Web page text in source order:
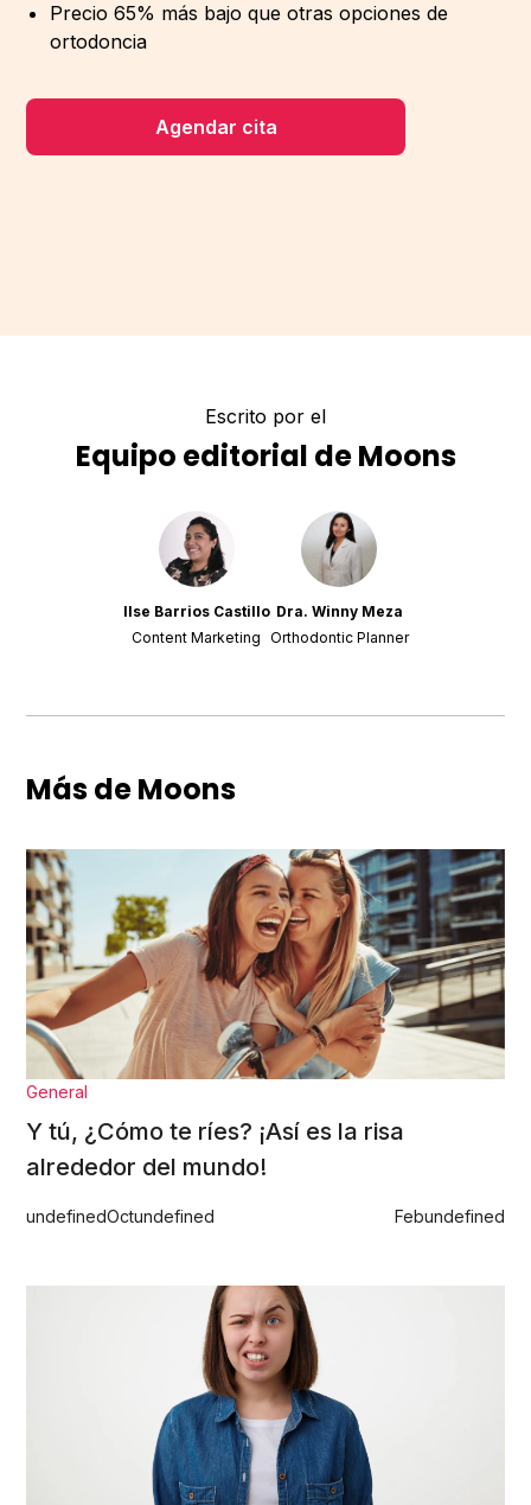
Precio 65% más bajo que otras opciones de
ortodoncia
Agendar cita
Escrito por el
Equipo editorial de Moons
Ilse Barrios Castillo
Content Marketing
Dra. Winny Meza
Orthodontic Planner
Más de Moons
General
Y tú, ¿Cómo te ríes? ¡Así es la risa
alrededor del mundo!
undefinedOctundefined Febundefined